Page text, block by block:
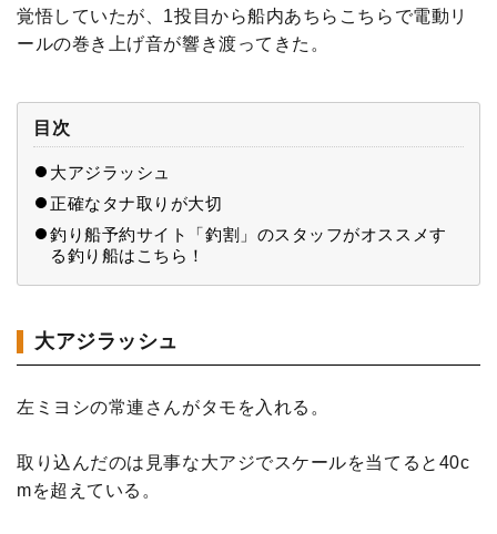
覚悟していたが、1投目から船内あちらこちらで電動リ
ールの巻き上げ音が響き渡ってきた。
目次
大アジラッシュ
正確なタナ取りが大切
釣り船予約サイト「釣割」のスタッフがオススメす
る釣り船はこちら！
大アジラッシュ
左ミヨシの常連さんがタモを入れる。
取り込んだのは見事な大アジでスケールを当てると40c
mを超えている。